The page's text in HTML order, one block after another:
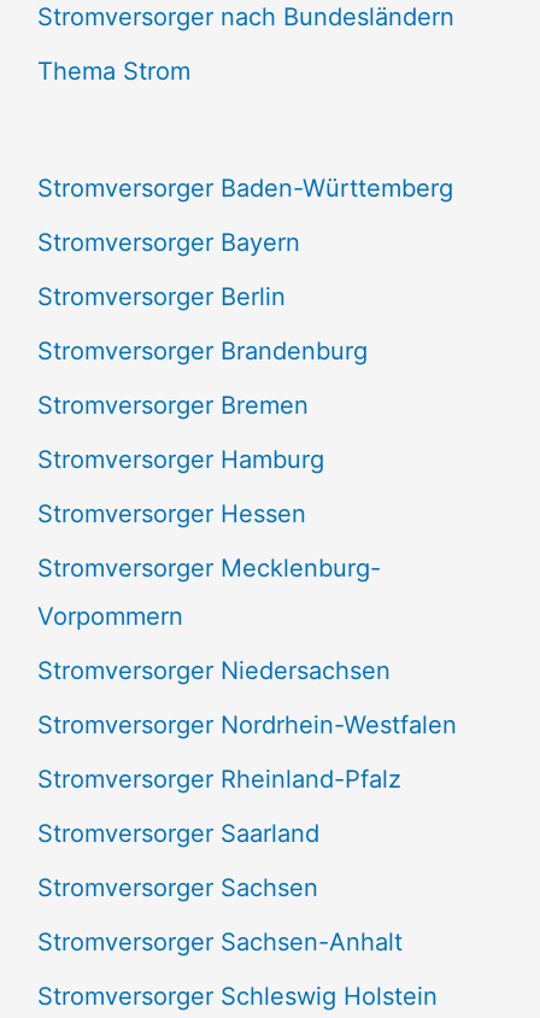
e
n
h
:
Stromversorger nach Bundesländern
Thema Strom
Stromversorger Baden-Württemberg
Stromversorger Bayern
Stromversorger Berlin
Stromversorger Brandenburg
Stromversorger Bremen
Stromversorger Hamburg
Stromversorger Hessen
Stromversorger Mecklenburg-
Vorpommern
Stromversorger Niedersachsen
Stromversorger Nordrhein-Westfalen
Stromversorger Rheinland-Pfalz
Stromversorger Saarland
Stromversorger Sachsen
Stromversorger Sachsen-Anhalt
Stromversorger Schleswig Holstein